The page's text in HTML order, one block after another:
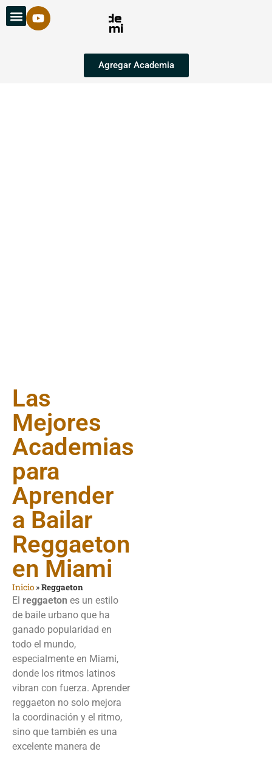
Agregar Academia
Las
Mejores
Academias
para
Aprender
a Bailar
Reggaeton
en Miami
Inicio »Reggaeton
El reggaeton es un estilo
de baile urbano que ha
ganado popularidad en
todo el mundo,
especialmente en Miami,
donde los ritmos latinos
vibran con fuerza. Aprender
reggaeton no solo mejora
la coordinación y el ritmo,
sino que también es una
excelente manera de